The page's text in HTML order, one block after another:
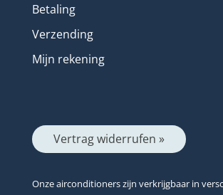
Betaling
Verzending
Mijn rekening
Vertrag widerrufen »
Onze airconditioners zijn verkrijgbaar in